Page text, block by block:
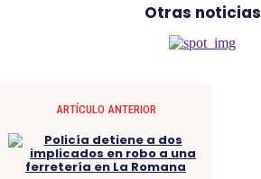
Otras noticias
ARTÍCULO ANTERIOR